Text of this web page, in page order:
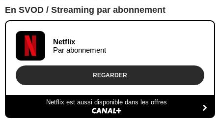
En SVOD / Streaming par abonnement
Netflix
Par abonnement
REGARDER
Netflix est aussi disponible dans les offres